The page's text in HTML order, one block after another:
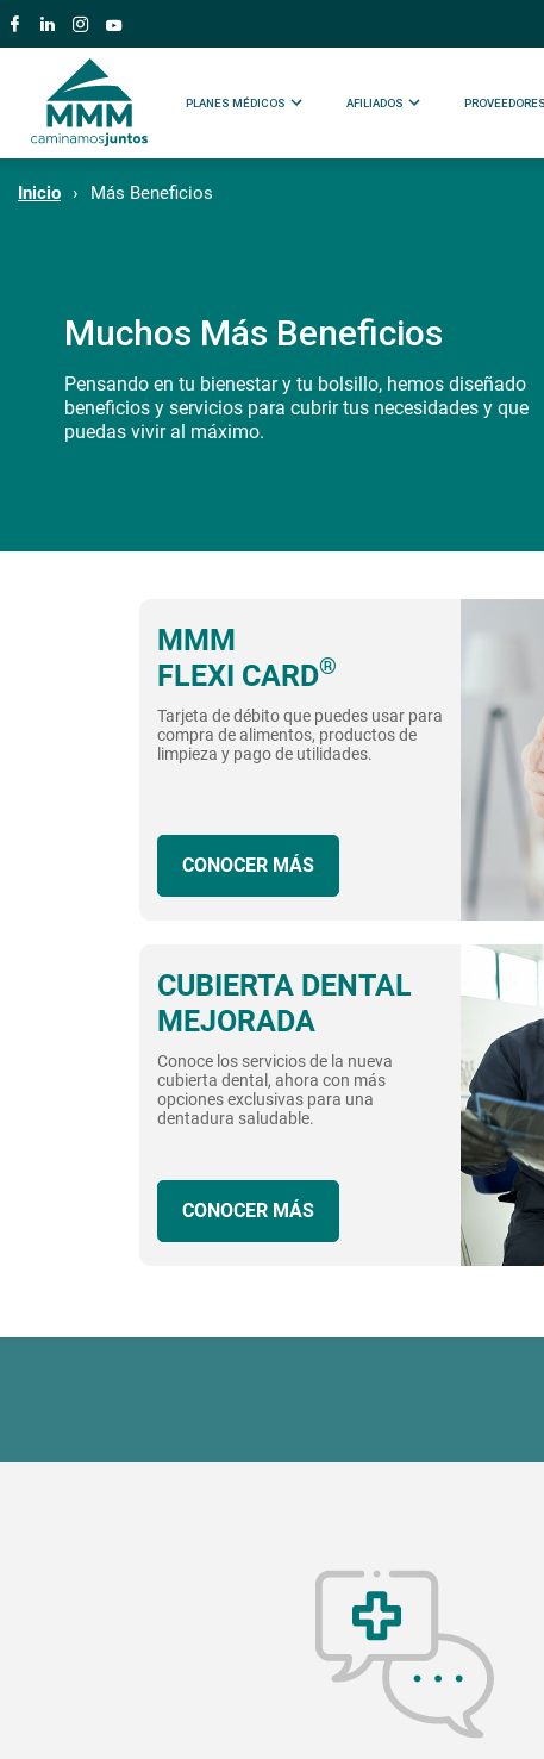
PLANES MÉDICOS AFILIADOS PROVEEDORES
Inicio Más Beneficios
Muchos Más Beneficios
Pensando en tu bienestar y tu bolsillo, hemos diseñado
beneficios y servicios para cubrir tus necesidades y que
puedas vivir al máximo.
MMM
FLEXI CARD®
Tarjeta de débito que puedes usar para
compra de alimentos, productos de
limpieza y pago de utilidades.
CONOCER MÁS
CUBIERTA DENTAL
MEJORADA
Conoce los servicios de la nueva
cubierta dental, ahora con más
opciones exclusivas para una
dentadura saludable.
CONOCER MÁS